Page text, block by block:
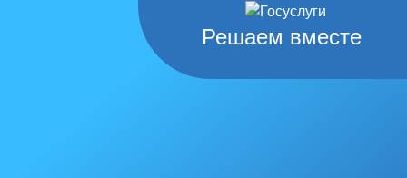
Решаем вместе